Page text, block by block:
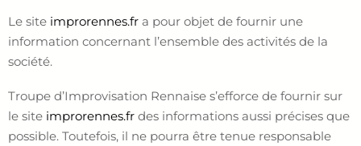
Le site improrennes.fr a pour objet de fournir une
information concernant l’ensemble des activités de la
société.
Troupe d’Improvisation Rennaise s’efforce de fournir sur
le site improrennes.fr des informations aussi précises que
possible. Toutefois, il ne pourra être tenue responsable